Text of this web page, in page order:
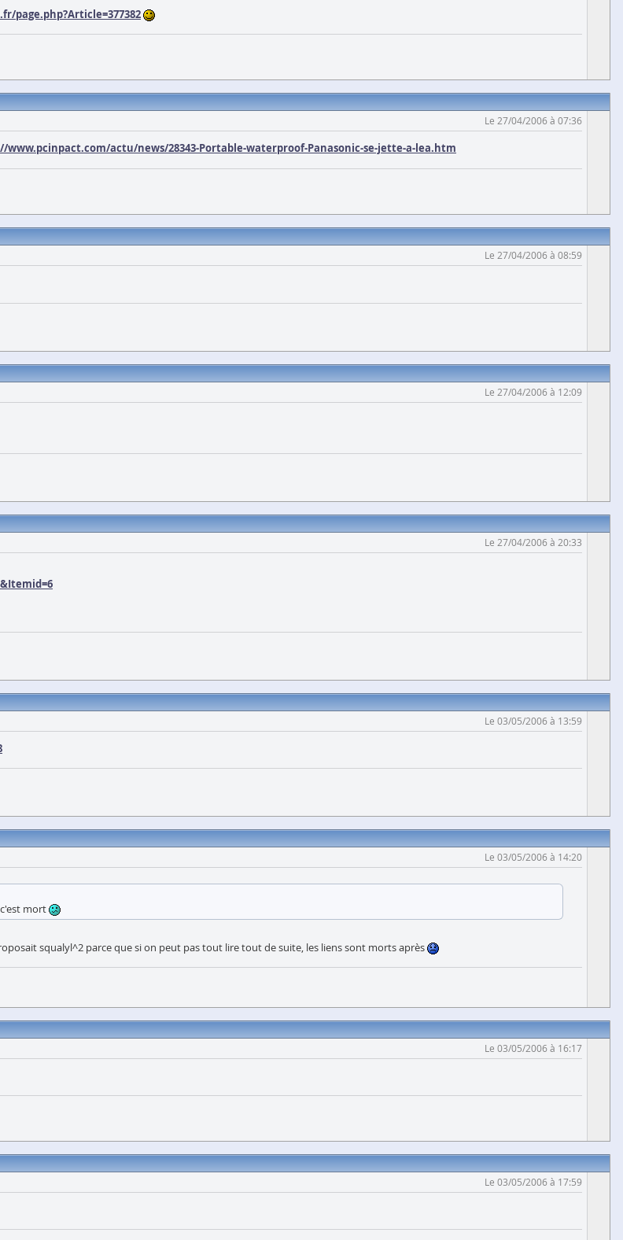
page.php?Article=377382
Le 27/04/2006 à 07:36
www.pcinpact.com/actu/news/28343-Portable-waterproof-Panasonic-se-jette-a-lea.htm
Le 27/04/2006 à 08:59
Le 27/04/2006 à 12:09
Le 27/04/2006 à 20:33
Le 03/05/2006 à 13:59
Le 03/05/2006 à 14:20
mort
squalyl^2 parce que si on peut pas tout lire tout de suite, les liens sont morts après
Le 03/05/2006 à 16:17
Le 03/05/2006 à 17:59